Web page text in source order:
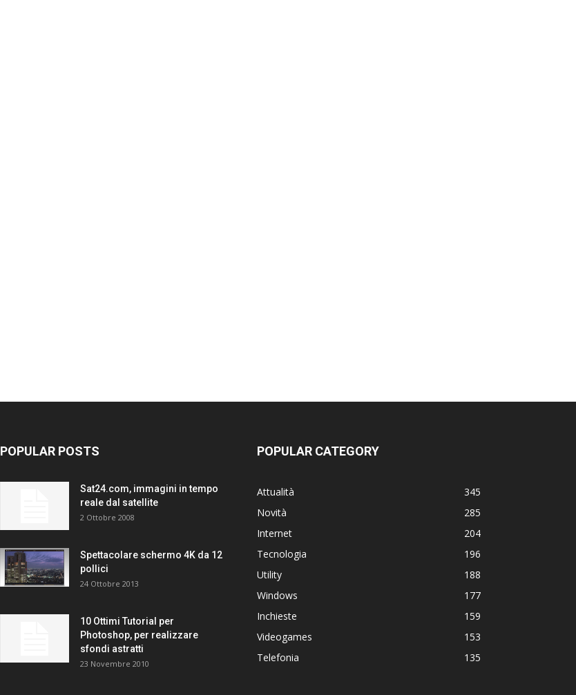
POPULAR POSTS
Sat24.com, immagini in tempo
reale dal satellite
2 Ottobre 2008
Spettacolare schermo 4K da 12
pollici
24 Ottobre 2013
10 Ottimi Tutorial per
Photoshop, per realizzare
sfondi astratti
23 Novembre 2010
POPULAR CATEGORY
Attualità
345
Novità
285
Internet
204
Tecnologia
196
Utility
188
Windows
177
Inchieste
159
Videogames
153
Telefonia
135